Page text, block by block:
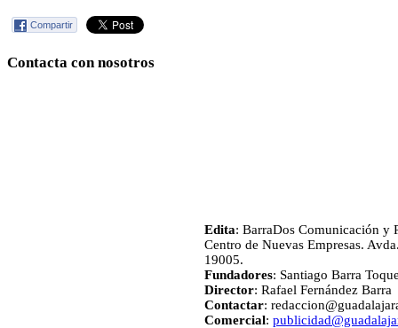
Compartir
Contacta con nosotros
Edita: BarraDos Comunicación y
Centro de Nuevas Empresas.
19005.
Fundadores: Santiago Barra
Director: Rafael Fernández Barra
Contactar:
Comercial: